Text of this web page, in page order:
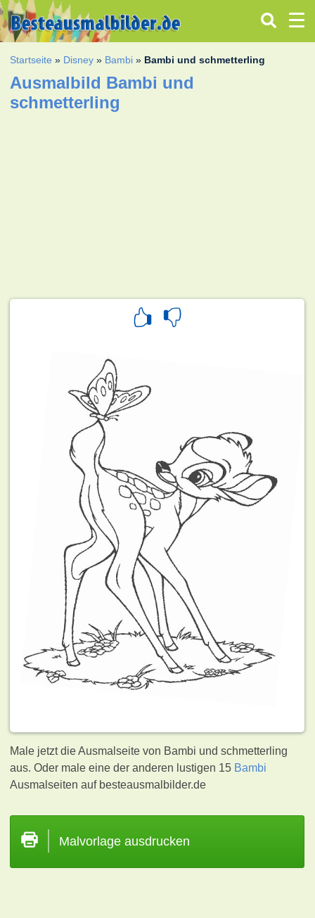
Startseite » Disney » Bambi » Bambi und schmetterling
Ausmalbild Bambi und
schmetterling
Male jetzt die Ausmalseite von Bambi und schmetterling
aus. Oder male eine der anderen lustigen 15 Bambi
Ausmalseiten auf besteausmalbilder.de
Malvorlage ausdrucken